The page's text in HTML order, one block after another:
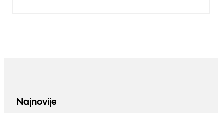
Najnovije